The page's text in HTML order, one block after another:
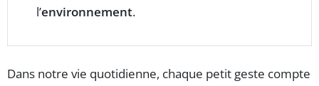
l’environnement.
Dans notre vie quotidienne, chaque petit geste compte